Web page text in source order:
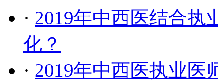
· 2019年中西医结合执
化？
· 2019年中西医执业医